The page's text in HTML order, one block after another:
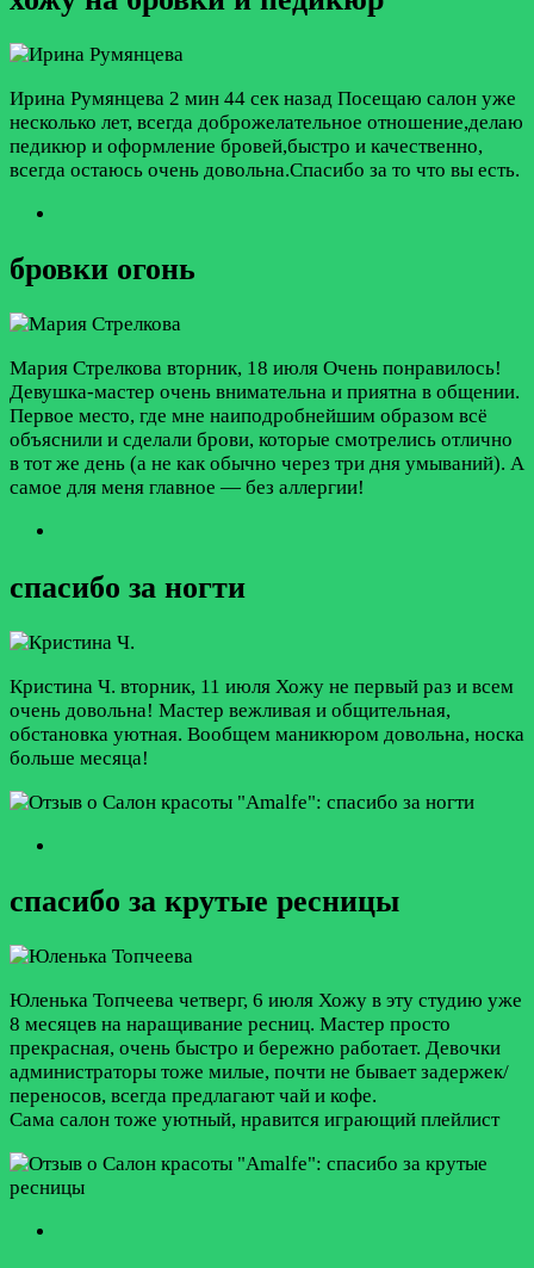
Ирина Румянцева 2 мин 44 сек назад Посещаю салон уже
несколько лет, всегда доброжелательное отношение,делаю
педикюр и оформление бровей,быстро и качественно,
всегда остаюсь очень довольна.Спасибо за то что вы есть.
бровки огонь
Мария Стрелкова вторник, 18 июля Очень понравилось!
Девушка-мастер очень внимательна и приятна в общении.
Первое место, где мне наиподробнейшим образом всё
объяснили и сделали брови, которые смотрелись отлично
в тот же день (а не как обычно через три дня умываний). А
самое для меня главное — без аллергии!
спасибо за ногти
Кристина Ч. вторник, 11 июля Хожу не первый раз и всем
очень довольна! Мастер вежливая и общительная,
обстановка уютная. Вообщем маникюром довольна, носка
больше месяца!
спасибо за крутые ресницы
Юленька Топчеева четверг, 6 июля Хожу в эту студию уже
8 месяцев на наращивание ресниц. Мастер просто
прекрасная, очень быстро и бережно работает. Девочки
администраторы тоже милые, почти не бывает задержек/
переносов, всегда предлагают чай и кофе.
Сама салон тоже уютный, нравится играющий плейлист